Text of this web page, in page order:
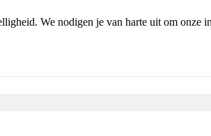
We nodigen je van harte uit om onze